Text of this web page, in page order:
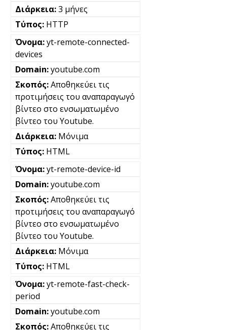
3 μήνες
HTTP
yt-remote-connected-
devices
youtube.com
Αποθηκεύει τις
προτιμήσεις του αναπαραγωγό
βίντεο στο ενσωματωμένο
βίντεο του Youtube.
Μόνιμα
HTML
yt-remote-device-id
youtube.com
Αποθηκεύει τις
προτιμήσεις του αναπαραγωγό
βίντεο στο ενσωματωμένο
βίντεο του Youtube.
Μόνιμα
HTML
yt-remote-fast-check-
period
youtube.com
Αποθηκεύει τις